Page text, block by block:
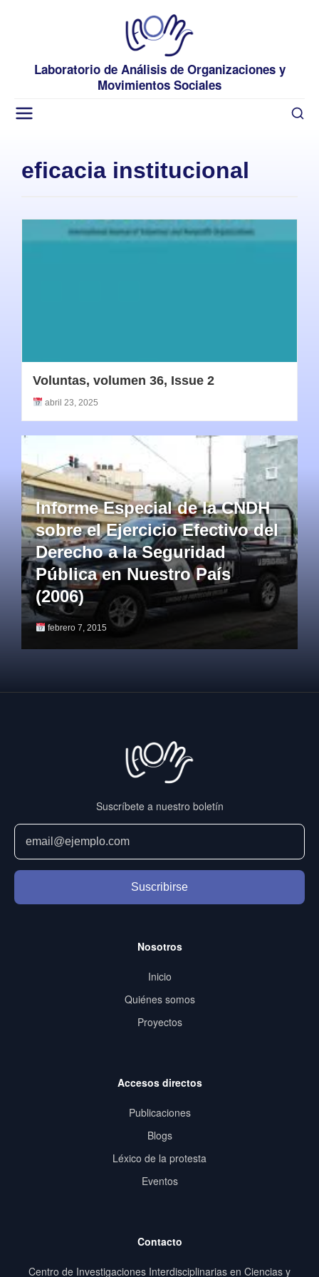
Laboratorio de Análisis de Organizaciones y
Movimientos Sociales
eficacia institucional
Voluntas, volumen 36, Issue 2
abril 23, 2025
Informe Especial de la CNDH
sobre el Ejercicio Efectivo del
Derecho a la Seguridad
Pública en Nuestro País
(2006)
febrero 7, 2015
Suscríbete a nuestro boletín
Suscribirse
Nosotros
Inicio
Quiénes somos
Proyectos
Accesos directos
Publicaciones
Blogs
Léxico de la protesta
Eventos
Contacto
Centro de Investigaciones Interdisciplinarias en Ciencias y